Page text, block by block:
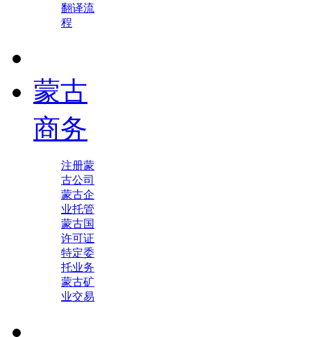
翻译流
程
蒙古
商务
注册蒙
古公司
蒙古企
业托管
蒙古国
许可证
特定委
托业务
蒙古矿
业交易